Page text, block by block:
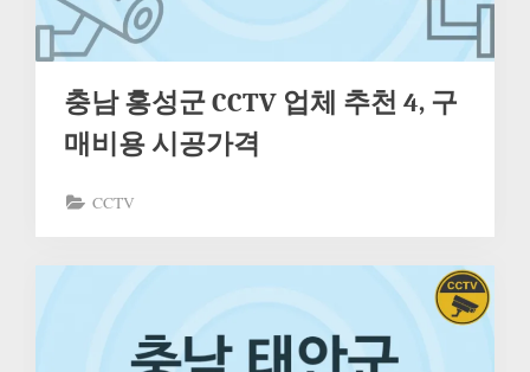
충남 홍성군 CCTV 업체 추천 4, 구
매비용 시공가격
CCTV